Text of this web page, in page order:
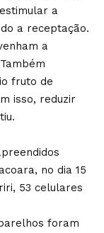
a
a receptação.
a
fruto de
isso, reduzir
no dia 15
53 celulares
foram